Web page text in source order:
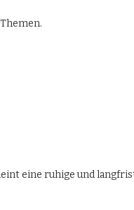
eine ruhige und